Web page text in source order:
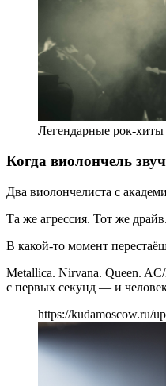
Легендарные рок-
Когда виолончель
Два виолончелиста с
Та же агрессия. Тот же
В какой-то момент
Metallica. Nirvana. Queen.
с первых секунд — и
https://kudamoscow.ru/